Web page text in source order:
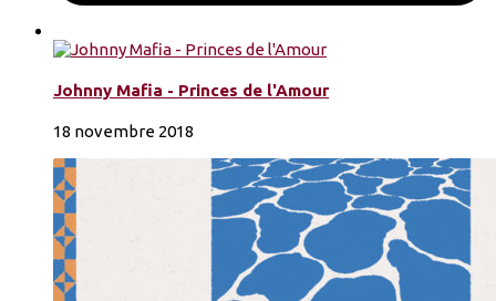
Johnny Mafia - Princes de l'Amour
18 novembre 2018